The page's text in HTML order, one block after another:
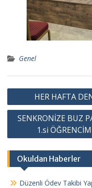
Genel
Y
a
ı
g
z
HER HAFTA
SENKRONİZE BUZ
1.si
Okuldan Haberler
Düzenli Ödev Takibi